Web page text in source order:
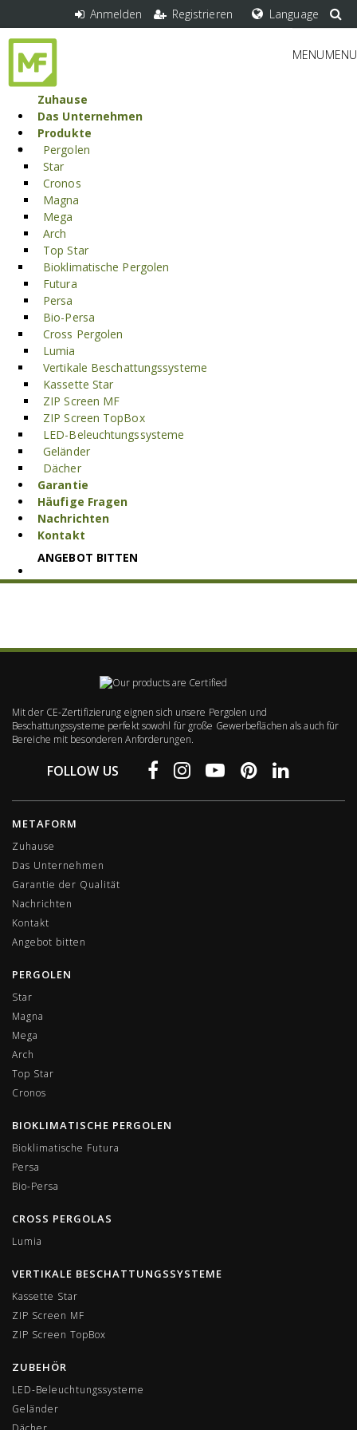
Anmelden Registrieren Language
MENUMENU
Zuhause
Das Unternehmen
Produkte
Pergolen
Star
Cronos
Magna
Mega
Arch
Top Star
Bioklimatische Pergolen
Futura
Persa
Bio-Persa
Cross Pergolen
Lumia
Vertikale Beschattungssysteme
Kassette Star
ZIP Screen MF
ΖIP Screen TopBox
LED-Beleuchtungssysteme
Geländer
Dächer
Garantie
Häufige Fragen
Nachrichten
Kontakt
ANGEBOT BITTEN
Die Lumia Pergola ist die Inspiration hinter der neuen
Kategorie der Cross-Pergolen, die Designs präsentiert, die
die Eigenschaften traditioneller PVC-Pergolen mit den
Innovationen bioklimatischer Modelle vereinen. Lumia
kombiniert den vertrauten Charme und die Langlebigkeit
von PVC mit der Anpassungsfähigkeit und den
ökologischen Vorteilen der bioklimatischen Technologie.
Wir werden zu Ihrem Schatten
Erzählen Sie uns bitte mehr über Ihr
ANGEBOT BITTEN
Mit der CE-Zertifizierung eignen sich unsere Pergolen und
Beschattungssysteme perfekt sowohl für große Gewerbeflächen als auch für
Bereiche mit besonderen Anforderungen.
FOLLOW US
METAFORM
Zuhause
Das Unternehmen
Garantie der Qualität
Nachrichten
Kontakt
Angebot bitten
PERGOLEN
Star
Magna
Mega
Arch
Top Star
Cronos
BIOKLIMATISCHE PERGOLEN
Bioklimatische Futura
Persa
Bio-Persa
CROSS PERGOLAS
Lumia
VERTIKALE BESCHATTUNGSSYSTEME
Kassette Star
ZIP Screen MF
ΖIP Screen TopBox
ZUBEHÖR
LED-Beleuchtungssysteme
Geländer